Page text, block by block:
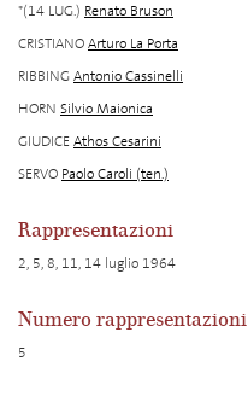
*(14 LUG.) Renato Bruson
CRISTIANOArturo La Porta
RIBBINGAntonio Cassinelli
HORN Silvio Maionica
GIUDICEAthos Cesarini
SERVO Paolo Caroli (ten.)
Rappresentazioni
2, 5, 8, 11, 14 luglio 1964
Numero rappresentazioni
5